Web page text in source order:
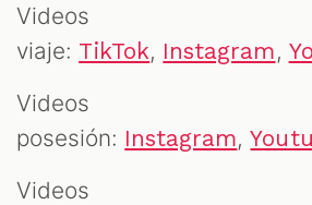
Videos
viaje: TikTok, Instagram,
Videos
posesión: Instagram,
Videos